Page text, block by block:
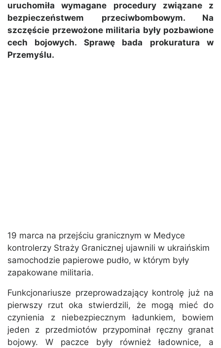
uruchomiła wymagane procedury związane z
bezpieczeństwem przeciwbombowym. Na
szczęście przewożone militaria były pozbawione
cech bojowych. Sprawę bada prokuratura w
Przemyślu.
19 marca na przejściu granicznym w Medyce
kontrolerzy Straży Granicznej ujawnili w ukraińskim
samochodzie papierowe pudło, w którym były
zapakowane militaria.
Funkcjonariusze przeprowadzający kontrolę już na
pierwszy rzut oka stwierdzili, że mogą mieć do
czynienia z niebezpiecznym ładunkiem, bowiem
jeden z przedmiotów przypominał ręczny granat
bojowy. W paczce były również ładownice, a